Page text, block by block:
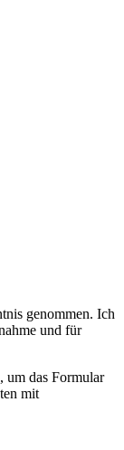
genommen. Ich
und für
um das Formular
mit